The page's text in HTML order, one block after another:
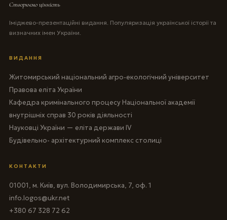
Створюємо цінність
Іміджево-презентаційні видання. Популяризація української історії та
визначних імен України.
ВИДАННЯ
Житомирський національний агро-екологічний університет
Правова еліта України
Кафедра кримінального процесу Національної академії
внутрішніх справ 30 років діяльності
Науковці України — еліта держави IV
Будівельно- архітектурний комплекс столиці
КОНТАКТИ
01001, м. Київ, вул. Володимирська, 7, оф. 1
info.logos@ukr.net
+380 67 328 72 62